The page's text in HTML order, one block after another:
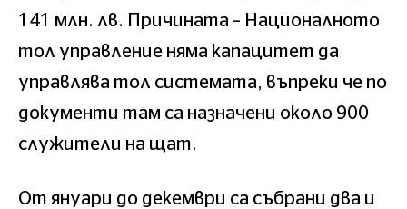
141 млн. лв. Причината – Националното
тол управление няма капацитет да
управлява тол системата, въпреки че по
документи там са назначени около 900
служители на щат.
От януари до декември са събрани два и